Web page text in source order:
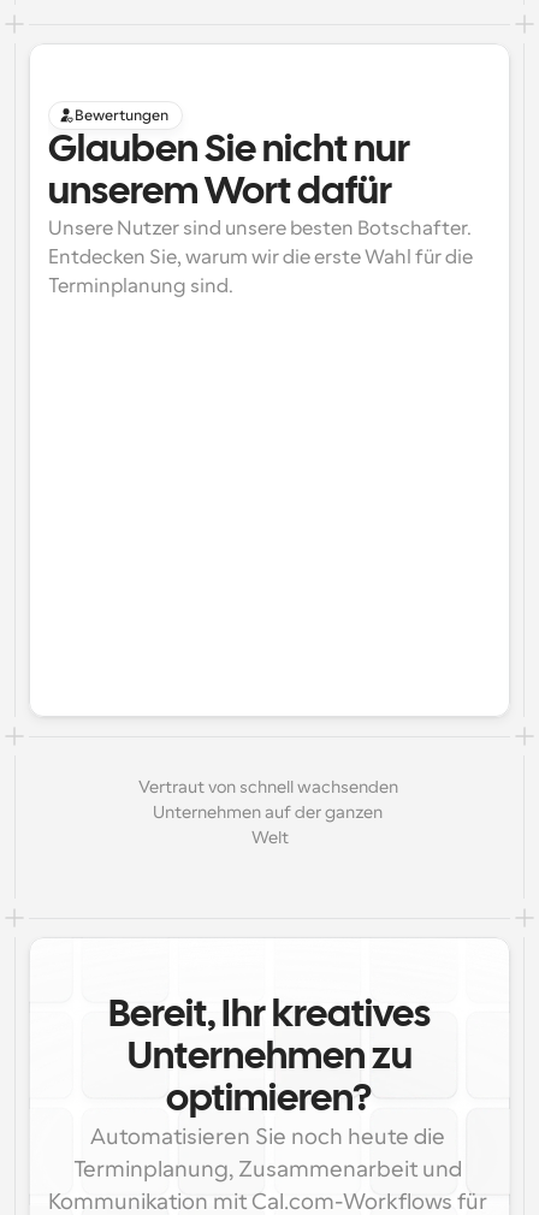
Bewertungen
Glauben Sie nicht nur
unserem Wort dafür
Unsere Nutzer sind unsere besten Botschafter.
Entdecken Sie, warum wir die erste Wahl für die
Terminplanung sind.
Vertraut von schnell wachsenden
Unternehmen auf der ganzen
Welt
Bereit, Ihr kreatives
Unternehmen zu
optimieren?
Automatisieren Sie noch heute die
Terminplanung, Zusammenarbeit und
Kommunikation mit Cal.com-Workflows für